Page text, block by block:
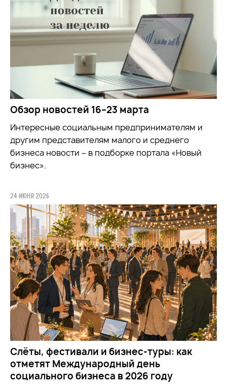
Обзор новостей 16–23 марта
Интересные социальным предпринимателям и
другим представителям малого и среднего
бизнеса новости – в подборке портала «Новый
бизнес».
24 ИЮНЯ 2026
Слёты, фестивали и бизнес-туры: как
отметят Международный день
социального бизнеса в 2026 году